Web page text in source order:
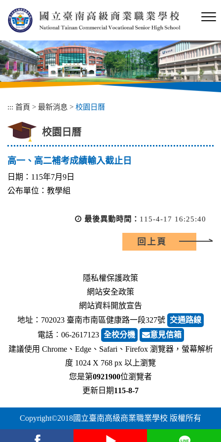
內
容
區
塊
::: 首頁 > 最新消息 > 校園日曆
校園日曆
高一、高二補考成績輸入截止日
日期：115年7月9日
公布單位：教學組
最後異動時間： 115-4-17 16:25:40
回上頁
隱私權保護政策
網站安全政策
網站資料開放宣告
地址：702023 臺南市南區健康路一段327號 交通路線
電話︰06-2617123 全校分機
意見信箱
建議使用 Chrome、Edge、Safari、Firefox 瀏覽器，螢幕解析
度 1024 X 768 px 以上瀏覽
您是第0921900位瀏覽者
更新日期115-8-7
Copyright©2018國立臺南高級商業職業學校 版權所有